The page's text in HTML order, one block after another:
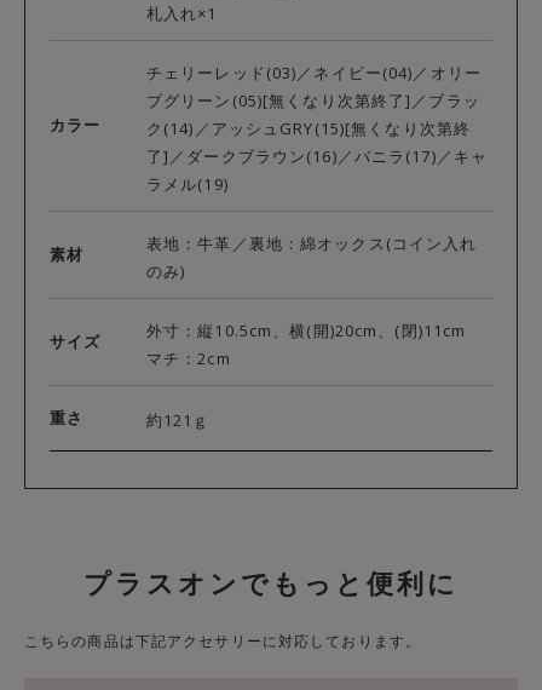
札入れ×1
カラー
チェリーレッド(03)／ネイビー(04)／オリー
ブグリーン(05)[無くなり次第終了]／ブラッ
ク(14)／アッシュGRY(15)[無くなり次第終
了]／ダークブラウン(16)／バニラ(17)／キャ
ラメル(19)
素材
表地：牛革／裏地：綿オックス(コイン入れ
のみ)
サイズ
外寸：縦10.5cm、横(開)20cm、(閉)11cm
マチ：2cm
重さ 約121ｇ
プラスオンでもっと便利に
こちらの商品は下記アクセサリーに対応しております。